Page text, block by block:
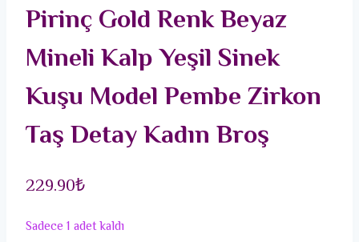
Pirinç Gold Renk Beyaz
Mineli Kalp Yeşil Sinek
Kuşu Model Pembe Zirkon
Taş Detay Kadın Broş
229.90₺
Sadece 1 adet kaldı